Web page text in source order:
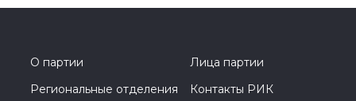
О партии
Лица партии
Региональные отделения
Контакты РИК